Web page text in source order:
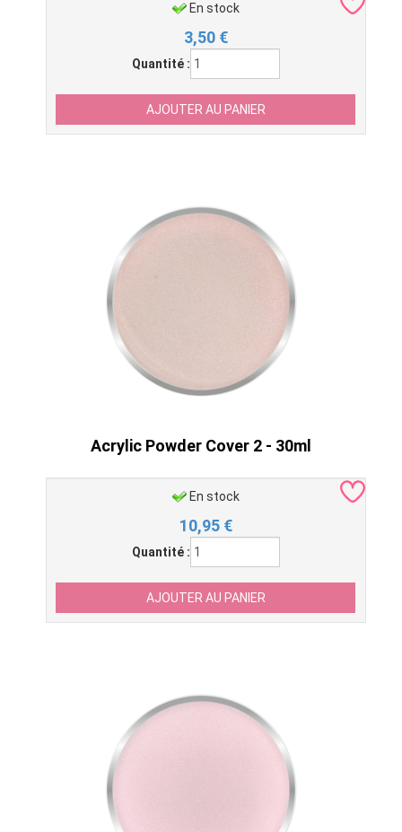
En stock
3,50 €
Quantité :
Acrylic Powder Cover 2 - 30ml
En stock
10,95 €
Quantité :